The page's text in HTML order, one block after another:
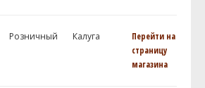
Розничный Калуга
Перейти на
страницу
магазина